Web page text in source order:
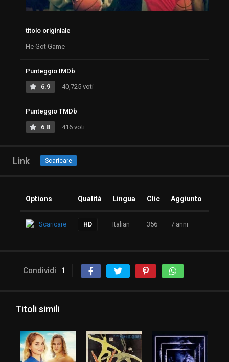
titolo originiale
He Got Game
Punteggio IMDb
6.9 40,725 voti
Punteggio TMDb
6.8 416 voti
Link Scaricare
Options Qualità Lingua Clic Aggiunto
Scaricare HD Italian 356 7 anni
Condividi 1
Titoli simili